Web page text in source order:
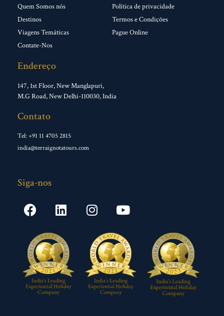
Quem Somos nós
Destinos
Viagens Temáticas
Contate-Nos
Política de privacidade
Termos e Condições
Pague Online
Endereço
147, 1st Floor, New Manglapuri,
M.G Road, New Delhi-110030, India
Contato
Tel: +91 11 4705 2815
india@terraignotatours.com
Siga-nos